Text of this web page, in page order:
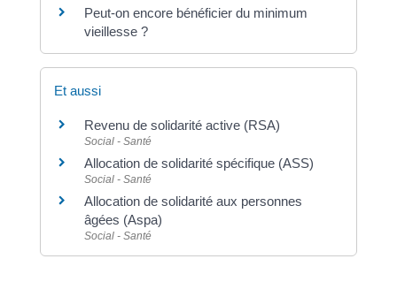
Peut-on encore bénéficier du minimum
vieillesse ?
Et aussi
Revenu de solidarité active (RSA)
Social - Santé
Allocation de solidarité spécifique (ASS)
Social - Santé
Allocation de solidarité aux personnes
âgées (Aspa)
Social - Santé